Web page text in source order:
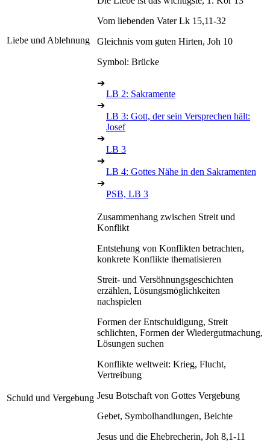
Liebe und Ablehnung
Vom liebenden Vater Lk 15,11-32
Gleichnis vom guten Hirten, Joh 10
Symbol: Brücke
➔
LB 2: Sakramente
➔
LB 3: Gott, der sein Versprechen hält:
Josef
➔
LB 3
➔
LB 4: Gottes Nähe in den Sakramenten
➔
PSB, LB 3
Schuld und Vergebung
Zusammenhang zwischen Streit und
Konflikt
Entstehung von Konflikten betrachten,
konkrete Konflikte thematisieren
Streit- und Versöhnungsgeschichten
erzählen, Lösungsmöglichkeiten
nachspielen
Formen der Entschuldigung, Streit
schlichten, Formen der Wiedergutmachung,
Lösungen suchen
Konflikte weltweit: Krieg, Flucht,
Vertreibung
Jesu Botschaft von Gottes Vergebung
Gebet, Symbolhandlungen, Beichte
Jesus und die Ehebrecherin, Joh 8,1-11